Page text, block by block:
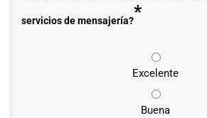
servicios de mensajería?*
Excelente
Buena